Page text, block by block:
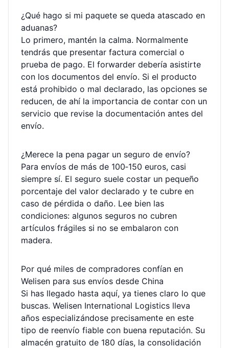
¿Qué hago si mi paquete se queda atascado en
aduanas?
Lo primero, mantén la calma. Normalmente
tendrás que presentar factura comercial o
prueba de pago. El forwarder debería asistirte
con los documentos del envío. Si el producto
está prohibido o mal declarado, las opciones se
reducen, de ahí la importancia de contar con un
servicio que revise la documentación antes del
envío.
¿Merece la pena pagar un seguro de envío?
Para envíos de más de 100‑150 euros, casi
siempre sí. El seguro suele costar un pequeño
porcentaje del valor declarado y te cubre en
caso de pérdida o daño. Lee bien las
condiciones: algunos seguros no cubren
artículos frágiles si no se embalaron con
madera.
Por qué miles de compradores confían en
Welisen para sus envíos desde China
Si has llegado hasta aquí, ya tienes claro lo que
buscas. Welisen International Logistics lleva
años especializándose precisamente en este
tipo de reenvío fiable con buena reputación. Su
almacén gratuito de 180 días, la consolidación